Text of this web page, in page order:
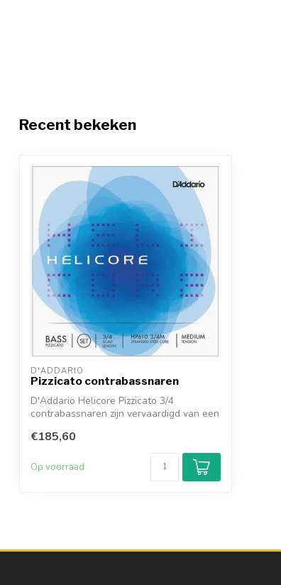
Recent bekeken
D'ADDARIO
Pizzicato contrabassnaren
D'Addario Helicore Pizzicato 3/4
contrabassnaren zijn vervaardigd van een
€185,60
Op voorraad